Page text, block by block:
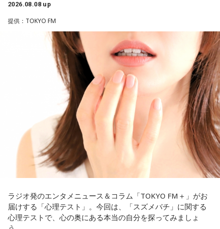
番組名：SPORTS BEAT supported by TOYOTA
放送日時：毎週土曜 10:00～10:50
パーソナリティ：藤木直人、高見侑里
番組Webサイト：https://www.tfm.co.jp/beat/
@SPORTSBEAT_TFM
有吉自身は、今では後輩から挨拶されないことがまったくな
いため分からないと前置きしつつ、「ぐりんぴーすがそう言
っていたから……その辺はどう？ 風紀が乱れているかどうか」
と質問します。
これに対して、カミムラは「ぐりんぴーすさんが言っている
のは、1～2年目の芸人の子たちだと思うんですけど……たぶ
ん、その子たちは本当に挨拶していないと思います」と苦笑
い。有吉が「なんでなの？」と尋ねると、カミムラは「こん
なことを言うのもあれですけど、（ぐりんぴーすさんが）ど
ういう先輩か分かっていないんだと思います」と正直に語り
ます。
それを受け、有吉は「でもさ、この世界に入ったら俺だって
（若手の頃は）誰か分からない人にも一応挨拶するじゃな
い？ 何があるか分からないからさ」と持論を語ります。その
間は時代的に増えていますね」とリアルな実情を明かしま
す。
また、有吉は「吉本（興業）は縦がちゃんとしているじゃ
2026.08.08 up
提供：TOKYO FM
ラジオ発のエンタメニュース＆コラム「TOKYO FM＋」がお
届けする「心理テスト」。今回は、「スズメバチ」に関する
心理テストで、心の奥にある本当の自分を探ってみましょ